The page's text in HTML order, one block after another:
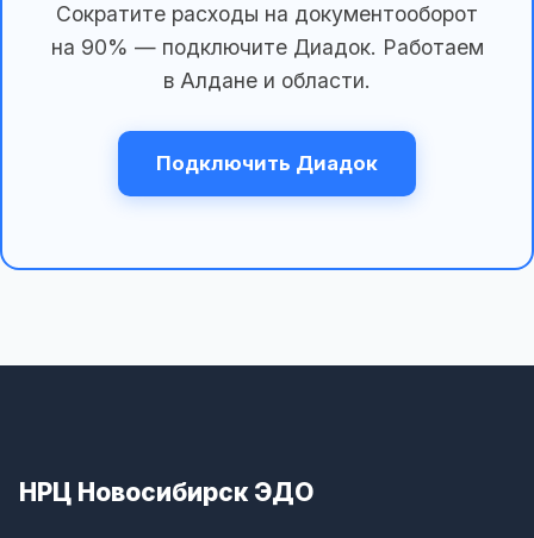
Сократите расходы на документооборот
на 90% — подключите Диадок. Работаем
в Алдане и области.
Подключить Диадок
НРЦ Новосибирск ЭДО